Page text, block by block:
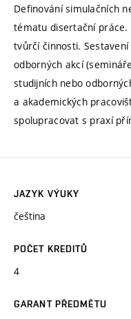
Definování simulačních
tématu disertační práce.
tvůrčí činnosti.
odborných akcí
studijních nebo
a akademických
spolupracovat s praxí
JAZYK VÝUKY
čeština
POČET KREDITŮ
4
GARANT PŘEDMĚTU